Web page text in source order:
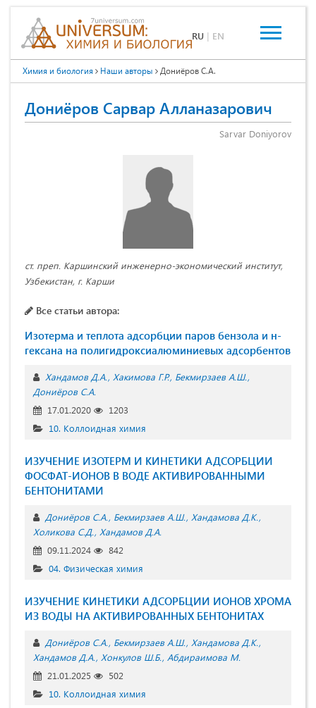
RU | EN
Химия и биология Наши авторы Дониёров С.А.
Дониёров Сарвар Алланазарович
Sarvar Doniyorov
ст. преп. Каршинский инженерно-экономический институт,
Узбекистан, г. Карши
Все статьи автора:
Изотерма и теплота адсорбции паров бензола и н-
гексана на полигидроксиалюминиевых адсорбентов
Хандамов Д.А. Хакимова Г.Р. Бекмирзаев А.Ш.
Дониёров С.А.
17.01.2020
1203
10. Коллоидная химия
ИЗУЧЕНИЕ ИЗОТЕРМ И КИНЕТИКИ АДСОРБЦИИ
ФОСФАТ-ИОНОВ В ВОДЕ АКТИВИРОВАННЫМИ
БЕНТОНИТАМИ
Дониёров С.А. Бекмирзаев А.Ш. Хандамова Д.К.
Холикова С.Д. Хандамов Д.А.
09.11.2024
842
04. Физическая химия
ИЗУЧЕНИЕ КИНЕТИКИ АДСОРБЦИИ ИОНОВ ХРОМА
ИЗ ВОДЫ НА АКТИВИРОВАННЫХ БЕНТОНИТАХ
Дониёров С.А. Бекмирзаев А.Ш. Хандамова Д.К.
Хандамов Д.А. Хонкулов Ш.Б. Абдираимова М.
21.01.2025
502
10. Коллоидная химия